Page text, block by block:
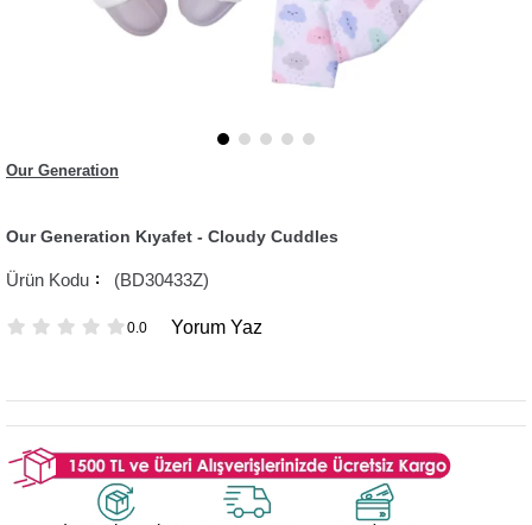
Our Generation
Our Generation Kıyafet - Cloudy Cuddles
(BD30433Z)
0.0 Yorum Yaz